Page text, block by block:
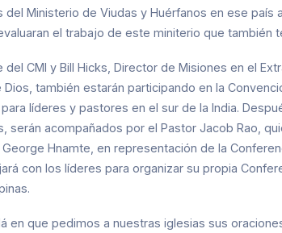
Ministerio de Viudas y Huérfanos en ese país
el trabajo de este miniterio que también
CMI y Bill Hicks, Director de Misiones en el
también estarán participando en la
líderes y pastores en el sur de la India.
acompañados por el Pastor Jacob Rao,
Hnamte, en representación de la
con los líderes para organizar su propia
en que pedimos a nuestras iglesias sus